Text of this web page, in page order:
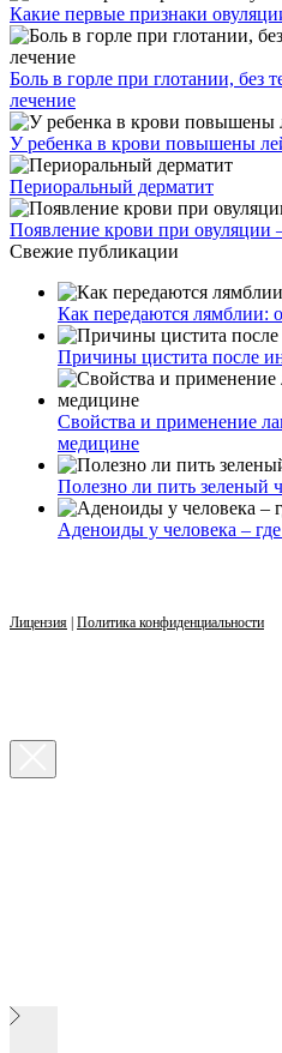
Какие первые признаки
Боль в горле при глотании, без
лечение
У ребенка в крови повышены
Периоральный дерматит
Появление крови при
Свежие публикации
Как передаются лямблии:
Причины цистита после
Свойства и применение
медицине
Полезно ли пить зеленый
Аденоиды у человека –
Лицензия Политика конфиденциальности